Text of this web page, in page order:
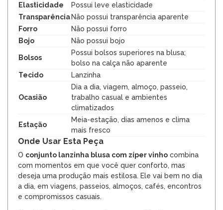
Elasticidade
Possui leve elasticidade
TransparênciaNão possui transparência aparente
Forro
Não possui forro
Bojo
Não possui bojo
Bolsos
Possui bolsos superiores na blusa;
bolso na calça não aparente
Tecido
Lanzinha
Ocasião
Dia a dia, viagem, almoço, passeio,
trabalho casual e ambientes
climatizados
Estação
Meia-estação, dias amenos e clima
mais fresco
Onde Usar Esta Peça
O conjunto lanzinha blusa com zíper vinho combina
com momentos em que você quer conforto, mas
deseja uma produção mais estilosa. Ele vai bem no dia
a dia, em viagens, passeios, almoços, cafés, encontros
e compromissos casuais.